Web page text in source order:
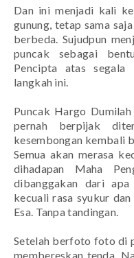
Dan ini menjadi kali
gunung, tetap sama
berbeda. Sujudpun
puncak sebagai
Pencipta atas segala
langkah ini.
Puncak Hargo
pernah berpijak
kesembongan kembali
Semua akan merasa
dihadapan Maha
dibanggakan dari
kecuali rasa syukur
Esa. Tanpa tandingan.
Setelah berfoto foto di
membereskan tenda.